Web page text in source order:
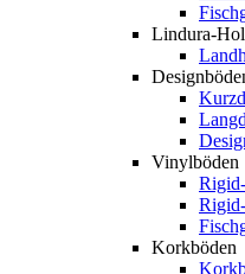
Lindura-
Vinylböden
Korkböden